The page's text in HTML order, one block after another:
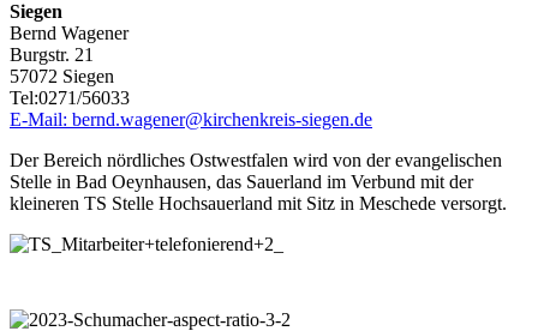
Siegen
Bernd Wagener
Burgstr. 21
57072 Siegen
Tel:0271/56033
E-Mail: bernd.wagener@kirchenkreis-siegen.de
Der Bereich nördliches Ostwestfalen wird von der evangelischen
Stelle in Bad Oeynhausen, das Sauerland im Verbund mit der
kleineren TS Stelle Hochsauerland mit Sitz in Meschede versorgt.